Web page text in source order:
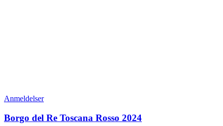
Anmeldelser
Borgo del Re Toscana Rosso 2024